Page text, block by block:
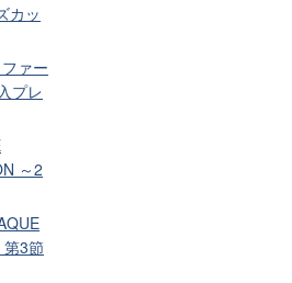
カッ
ァー
プレ
～2
3節